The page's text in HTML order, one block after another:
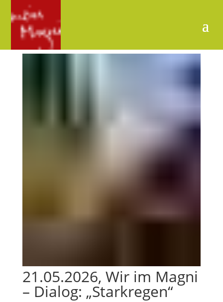
21.05.2026, Wir im Magni
– Dialog: „Starkregen“